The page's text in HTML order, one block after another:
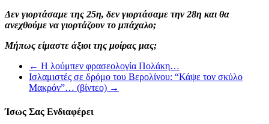
Δεν γιορτάσαμε της 25η, δεν γιορτάσαμε την 28η και θα
ανεχθούμε να γιορτάζουν το μπάχαλο;
Μήπως είμαστε άξιοι της μοίρας μας;
← Η λούμπεν φρασεολογία Πολάκη…
Ισλαμιστές σε δρόμο του Βερολίνου: “Κάψε τον σκύλο
Μακρόν”… (βίντεο) →
Ίσως Σας Ενδιαφέρει